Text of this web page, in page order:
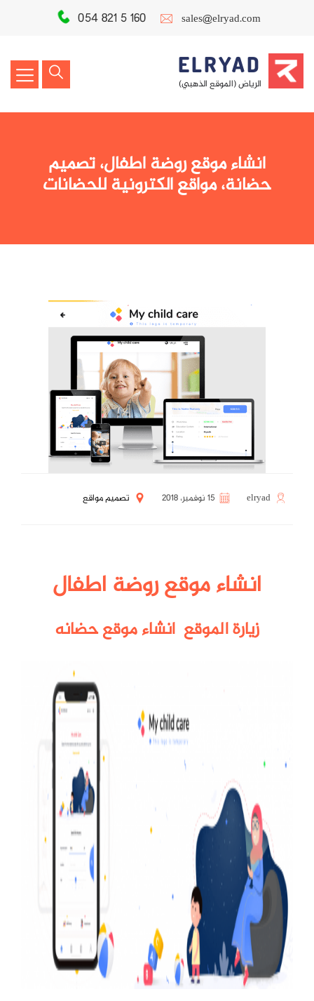
sales@elryad.com
054 821 5 160
ELRYAD
الرياض (الموقع الذهبي)
انشاء موقع روضة اطفال، تصميم
حضانة، مواقع الكترونية للحضانات
elryad 15 نوفمبر، 2018 تصميم مواقع
انشاء موقع روضة اطفال
زيارة الموقع انشاء موقع حضانه